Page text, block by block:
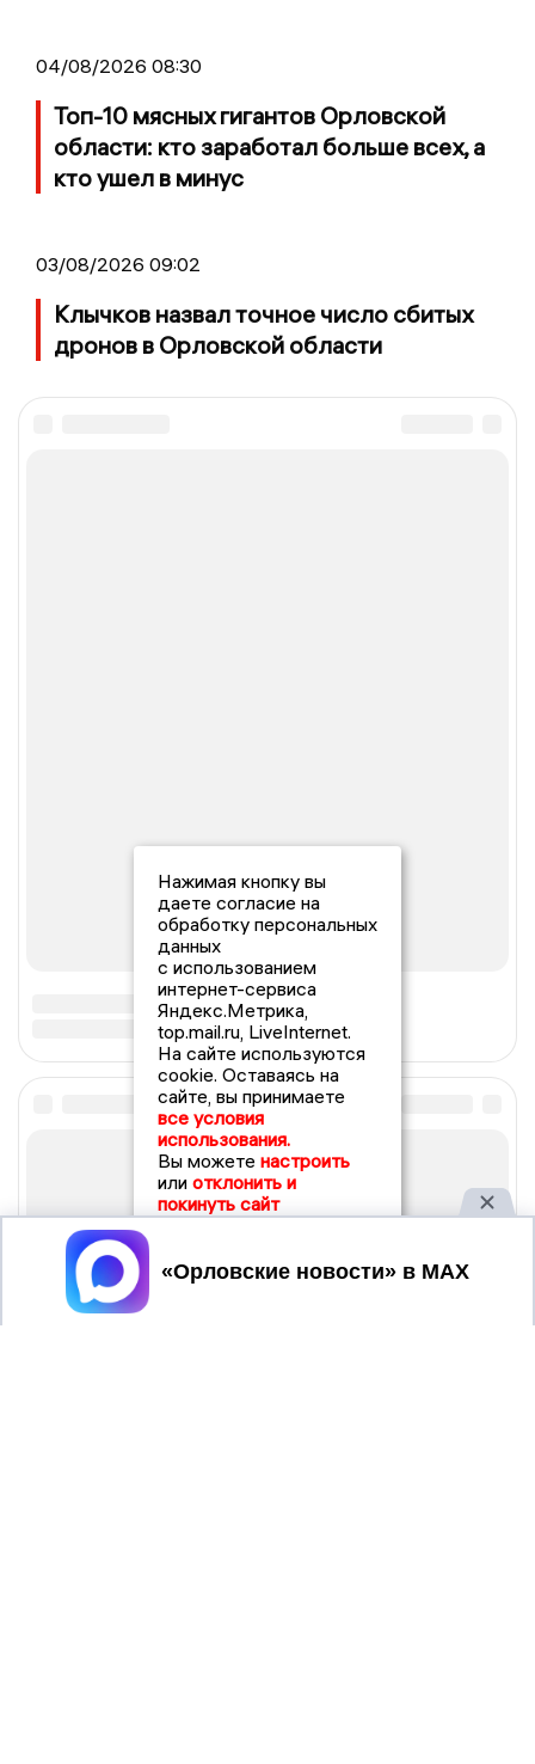
04/08/2026 08:30
Топ-10 мясных гигантов Орловской
области: кто заработал больше всех, а
кто ушел в минус
03/08/2026 09:02
Клычков назвал точное число сбитых
дронов в Орловской области
Нажимая кнопку вы
даете согласие на
обработку персональных
данных
с использованием
интернет-сервиса
Яндекс.Метрика,
top.mail.ru, LiveInternet.
На сайте используются
cookie. Оставаясь на
сайте, вы принимаете
все условия
использования.
Вы можете настроить
или отклонить и
покинуть сайт
Принять